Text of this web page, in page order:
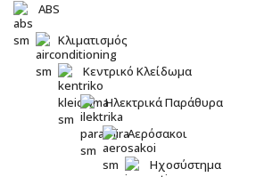
ABS
Κλιματισμός
Κεντρικό Κλείδωμα
Ηλεκτρικά Παράθυρα
Αερόσακοι
Ηχοσύστημα